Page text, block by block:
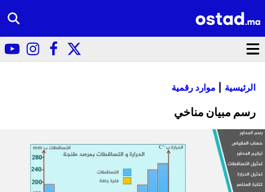
الرئيسية موارد رقمية
رسم مبيان مناخي